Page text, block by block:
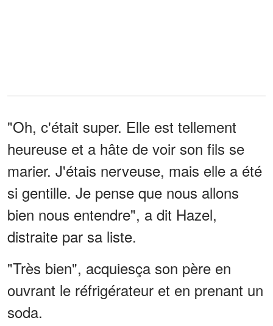
"Oh, c'était super. Elle est tellement
heureuse et a hâte de voir son fils se
marier. J'étais nerveuse, mais elle a été
si gentille. Je pense que nous allons
bien nous entendre", a dit Hazel,
distraite par sa liste.
"Très bien", acquiesça son père en
ouvrant le réfrigérateur et en prenant un
soda.